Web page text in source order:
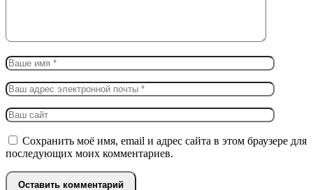
Сохранить моё имя, email и адрес сайта в этом браузере для
последующих моих комментариев.